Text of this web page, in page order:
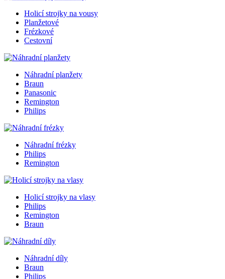
Holicí strojky na vousy
Planžetové
Frézkové
Cestovní
Náhradní planžety
Braun
Panasonic
Remington
Philips
Náhradní frézky
Philips
Remington
Holicí strojky na vlasy
Philips
Remington
Braun
Náhradní díly
Braun
Philips